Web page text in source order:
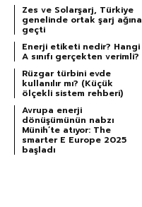
Zes ve Solarşarj, Türkiye
genelinde ortak şarj ağına
geçti
Enerji etiketi nedir? Hangi
A sınıfı gerçekten verimli?
Rüzgar türbini evde
kullanılır mı? (Küçük
ölçekli sistem rehberi)
Avrupa enerji
dönüşümünün nabzı
Münih’te atıyor: The
smarter E Europe 2025
başladı